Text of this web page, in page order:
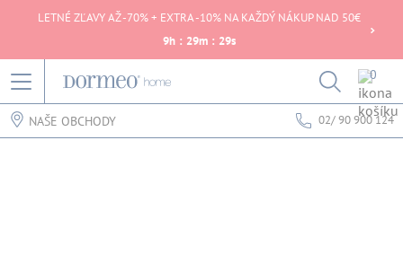
LETNÉ ZĽAVY AŽ -70% + EXTRA -10% NA KAŽDÝ NÁKUP NAD 50€
9h : 29m : 29s
0
NAŠE OBCHODY 02/ 90 900 124